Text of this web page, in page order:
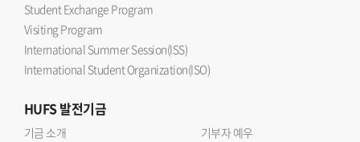
Student Exchange Program
Visiting Program
International Summer Session(ISS)
International Student Organization(ISO)
HUFS발전기금
기금 소개
기부자 예우